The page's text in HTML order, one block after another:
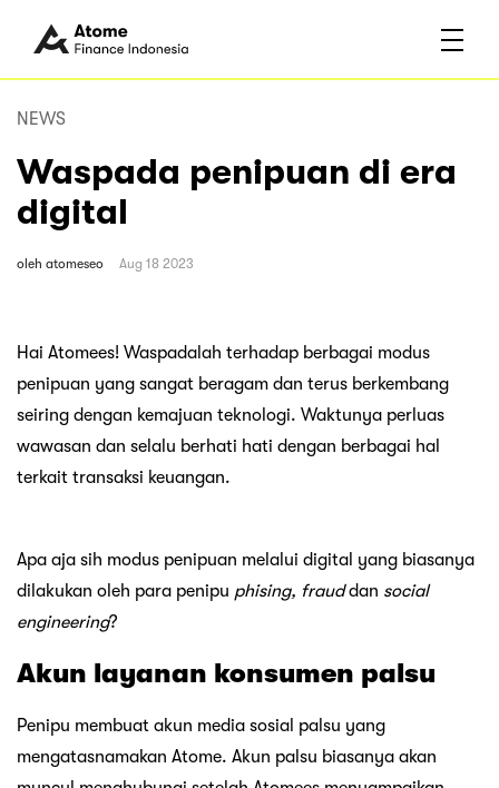
NEWS
Waspada penipuan di era
digital
oleh atomeseo Aug 18 2023
Hai Atomees! Waspadalah terhadap berbagai modus
penipuan yang sangat beragam dan terus berkembang
seiring dengan kemajuan teknologi. Waktunya perluas
wawasan dan selalu berhati hati dengan berbagai hal
terkait transaksi keuangan.
Apa aja sih modus penipuan melalui digital yang biasanya
dilakukan oleh para penipu phising, frauddan social
engineering?
Akun layanan konsumen palsu
Penipu membuat akun media sosial palsu yang
mengatasnamakan Atome. Akun palsu biasanya akan